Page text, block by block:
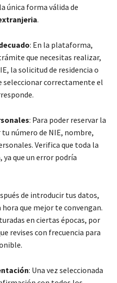
única forma válida de
.
: En la plataforma,
que necesitas realizar,
la solicitud de residencia o
seleccionar correctamente el
: Para poder reservar la
número de NIE, nombre,
Verifica que toda la
que un error podría
de introducir tus datos,
que mejor te convengan.
en ciertas épocas, por
revises con frecuencia para
: Una vez seleccionada